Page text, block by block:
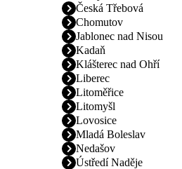
Česká Třebová
Chomutov
Jablonec nad Nisou
Kadaň
Klášterec nad Ohří
Liberec
Litoměřice
Litomyšl
Lovosice
Mladá Boleslav
Nedašov
Ústředí Naděje